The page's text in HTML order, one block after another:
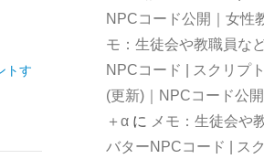
トす
NPCコード公開｜女性
モ：生徒会や教職員な
NPCコード | スクリプ
(更新)｜NPCコード公
＋α に メモ：生徒会や
バターNPCコード | ス